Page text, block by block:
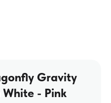
Gravity
- Pink